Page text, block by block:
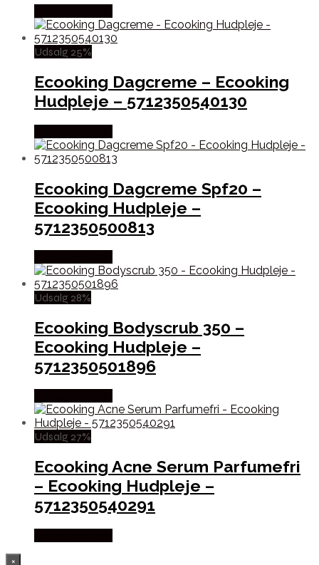
Udsalg 25%
Ecooking Dagcreme – Ecooking
Hudpleje – 5712350540130
Ecooking Dagcreme Spf20 –
Ecooking Hudpleje –
5712350500813
Udsalg 28%
Ecooking Bodyscrub 350 –
Ecooking Hudpleje –
5712350501896
Udsalg 27%
Ecooking Acne Serum Parfumefri
– Ecooking Hudpleje –
5712350540291
×